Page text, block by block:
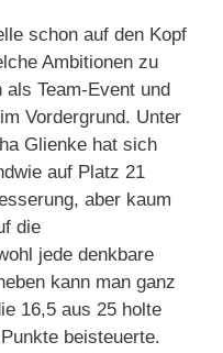
schon auf den Kopf
Ambitionen zu
Team-Event und
Vordergrund. Unter
Glienke hat sich
auf Platz 21
aber kaum
die
jede denkbare
kann man ganz
16,5 aus 25 holte
beisteuerte.